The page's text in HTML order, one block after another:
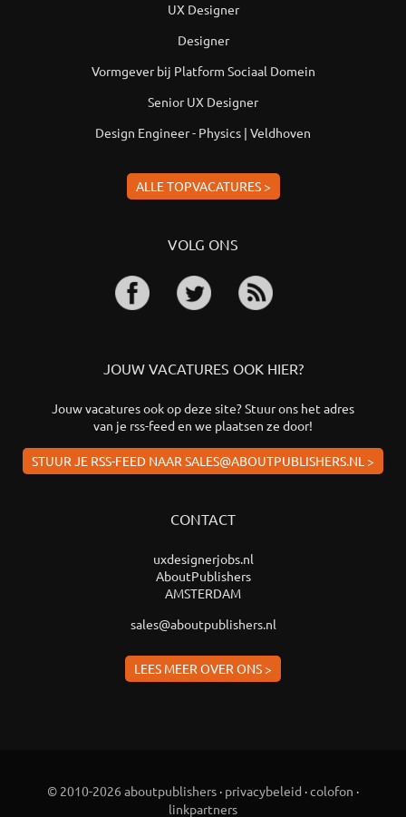
UX Designer
Designer
Vormgever bij Platform Sociaal Domein
Senior UX Designer
Design Engineer - Physics | Veldhoven
ALLE TOPVACATURES >
VOLG ONS
JOUW VACATURES OOK HIER?
Jouw vacatures ook op deze site? Stuur ons het adres
van je rss-feed en we plaatsen ze door!
STUUR JE RSS-FEED NAAR SALES@ABOUTPUBLISHERS.NL >
CONTACT
uxdesignerjobs.nl
AboutPublishers
AMSTERDAM
sales@aboutpublishers.nl
LEES MEER OVER ONS >
© 2010-2026 aboutpublishers · privacybeleid ·colofon ·
linkpartners